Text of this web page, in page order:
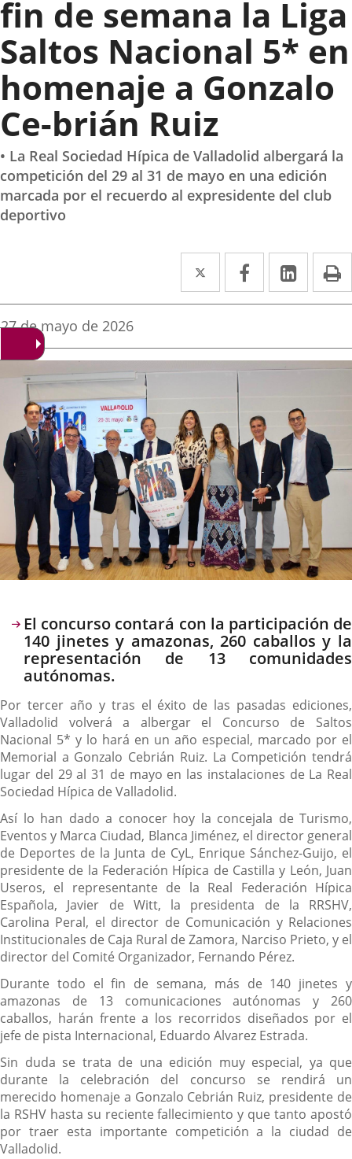
fin de semana la Liga
Saltos Nacional 5* en
homenaje a Gonzalo
Ce-brián Ruiz
• La Real Sociedad Hípica de Valladolid albergará la
competición del 29 al 31 de mayo en una edición
marcada por el recuerdo al expresidente del club
deportivo
Twitter
Enlace
a
aplicación
externa.
Facebook
Enlace
a
aplicación
externa.
Enlace
a
Fecha
27 de mayo de 2026
Descripción
El concurso contará con la participación de
140 jinetes y amazonas, 260 caballos y la
representación de 13 comunidades
autónomas.
Por tercer año y tras el éxito de las pasadas ediciones,
Valladolid volverá a albergar el Concurso de Saltos
Nacional 5* y lo hará en un año especial, marcado por el
Memorial a Gonzalo Cebrián Ruiz. La Competición tendrá
lugar del 29 al 31 de mayo en las instalaciones de La Real
Sociedad Hípica de Valladolid.
Así lo han dado a conocer hoy la concejala de Turismo,
Eventos y Marca Ciudad, Blanca Jiménez, el director general
de Deportes de la Junta de CyL, Enrique Sánchez-Guijo, el
presidente de la Federación Hípica de Castilla y León, Juan
Useros, el representante de la Real Federación Hípica
Española, Javier de Witt, la presidenta de la RRSHV,
Carolina Peral, el director de Comunicación y Relaciones
Institucionales de Caja Rural de Zamora, Narciso Prieto, y el
director del Comité Organizador, Fernando Pérez.
Durante todo el fin de semana, más de 140 jinetes y
amazonas de 13 comunicaciones autónomas y 260
caballos, harán frente a los recorridos diseñados por el
jefe de pista Internacional, Eduardo Alvarez Estrada.
Sin duda se trata de una edición muy especial, ya que
durante la celebración del concurso se rendirá un
merecido homenaje a Gonzalo Cebrián Ruiz, presidente de
la RSHV hasta su reciente fallecimiento y que tanto apostó
por traer esta importante competición a la ciudad de
Valladolid.